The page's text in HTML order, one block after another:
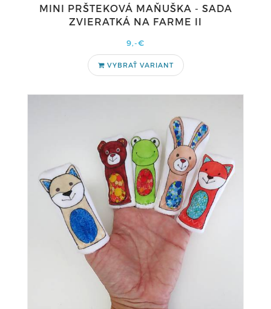
MINI PRŠTEKOVÁ MAŇUŠKA - SADA
ZVIERATKÁ NA FARME II
9,-€
VYBRAŤ VARIANT